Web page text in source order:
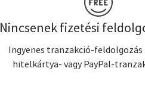
fizetési
Ingyenes tranzakció-feldolgozás
hitelkártya- vagy PayPal-